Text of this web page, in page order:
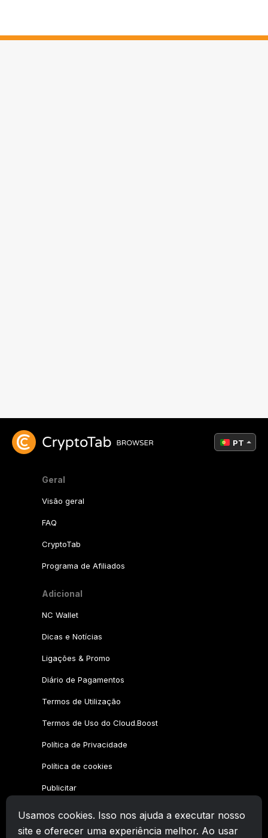
Usamos cookies. Isso nos ajuda a executar nosso
site e oferecer uma experiência melhor. Ao usar
Geral
Visão geral
FAQ
CryptoTab
Programa de Afiliados
Adicional
NC Wallet
Dicas e Notícias
Ligações & Promo
Diário de Pagamentos
Termos de Utilização
Termos de Uso do Cloud.Boost
Política de Privacidade
Política de cookies
Publicitar
Família CryptoTab
PT